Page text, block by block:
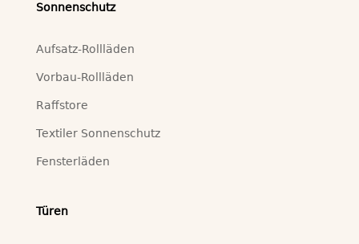
Sonnenschutz
Aufsatz-Rollläden
Vorbau-Rollläden
Raffstore
Textiler Sonnenschutz
Fensterläden
Türen